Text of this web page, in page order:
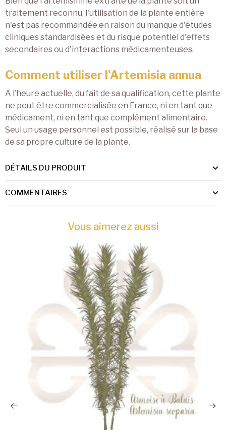
traitement reconnu, l'utilisation de la plante entière
n'est pas recommandée en raison du manque d'études
cliniques standardisées et du risque potentiel d'effets
secondaires ou d'interactions médicamenteuses.
Comment utiliser l'Artemisia annua
A l’heure actuelle, du fait de sa qualification, cette plante
ne peut être commercialisée en France, ni en tant que
médicament, ni en tant que complément alimentaire.
Seul un usage personnel est possible, réalisé sur la base
de sa propre culture de la plante.
DÉTAILS DU PRODUIT
COMMENTAIRES
Vous aimerez aussi